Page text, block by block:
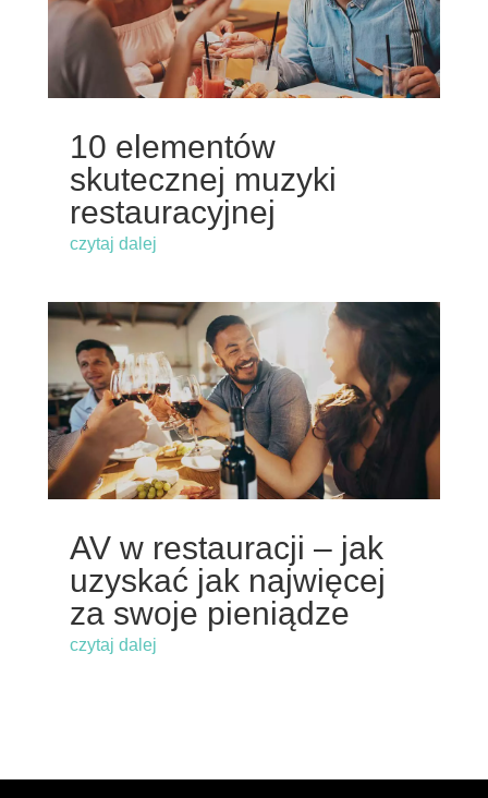
10 elementów
skutecznej muzyki
restauracyjnej
czytaj dalej
AV w restauracji – jak
uzyskać jak najwięcej
za swoje pieniądze
czytaj dalej